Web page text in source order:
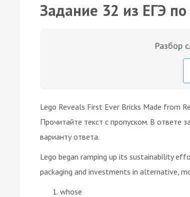
Задание 32 из ЕГЭ
Разбор
Lego Reveals First Ever Bricks Made from
Прочитайте текст с пропуском. В
варианту ответа.
Lego began ramping up its sustainability
packaging and investments in alternative,
whose